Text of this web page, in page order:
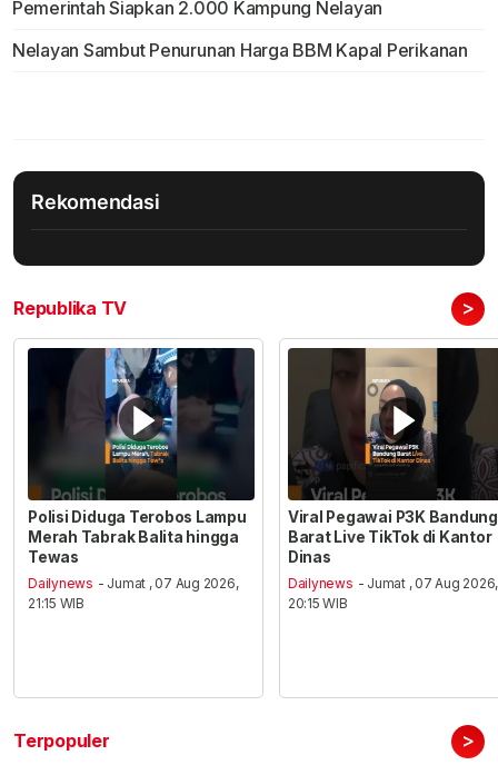
Pemerintah Siapkan 2.000 Kampung Nelayan
Nelayan Sambut Penurunan Harga BBM Kapal Perikanan
Rekomendasi
Republika TV >
Polisi Diduga Terobos Lampu
Merah Tabrak Balita hingga
Tewas
Dailynews - Jumat , 07 Aug 2026,
21:15 WIB
Viral Pegawai P3K Bandung
Barat Live TikTok di Kantor
Dinas
Dailynews - Jumat , 07 Aug 2026,
20:15 WIB
Terpopuler >